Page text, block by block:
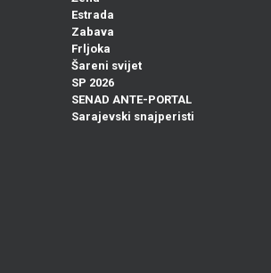
Estrada
Zabava
Frljoka
Šareni svijet
SP 2026
SENAD ANTE-PORTAL
Sarajevski snajperisti